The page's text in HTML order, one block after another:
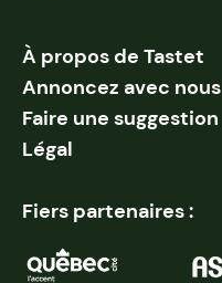
À propos de Tastet
Annoncez avec nous
Faire une suggestion
Légal
Fiers partenaires :